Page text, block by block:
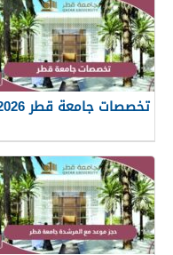
تخصصات جامعة قطر 2026